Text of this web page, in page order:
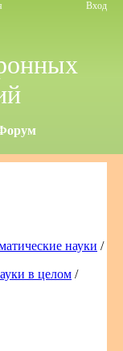
Вход
науки /
в целом /